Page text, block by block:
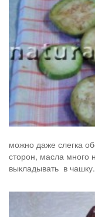
можно даже слегка
сторон, масла много
выкладывать в чашку.